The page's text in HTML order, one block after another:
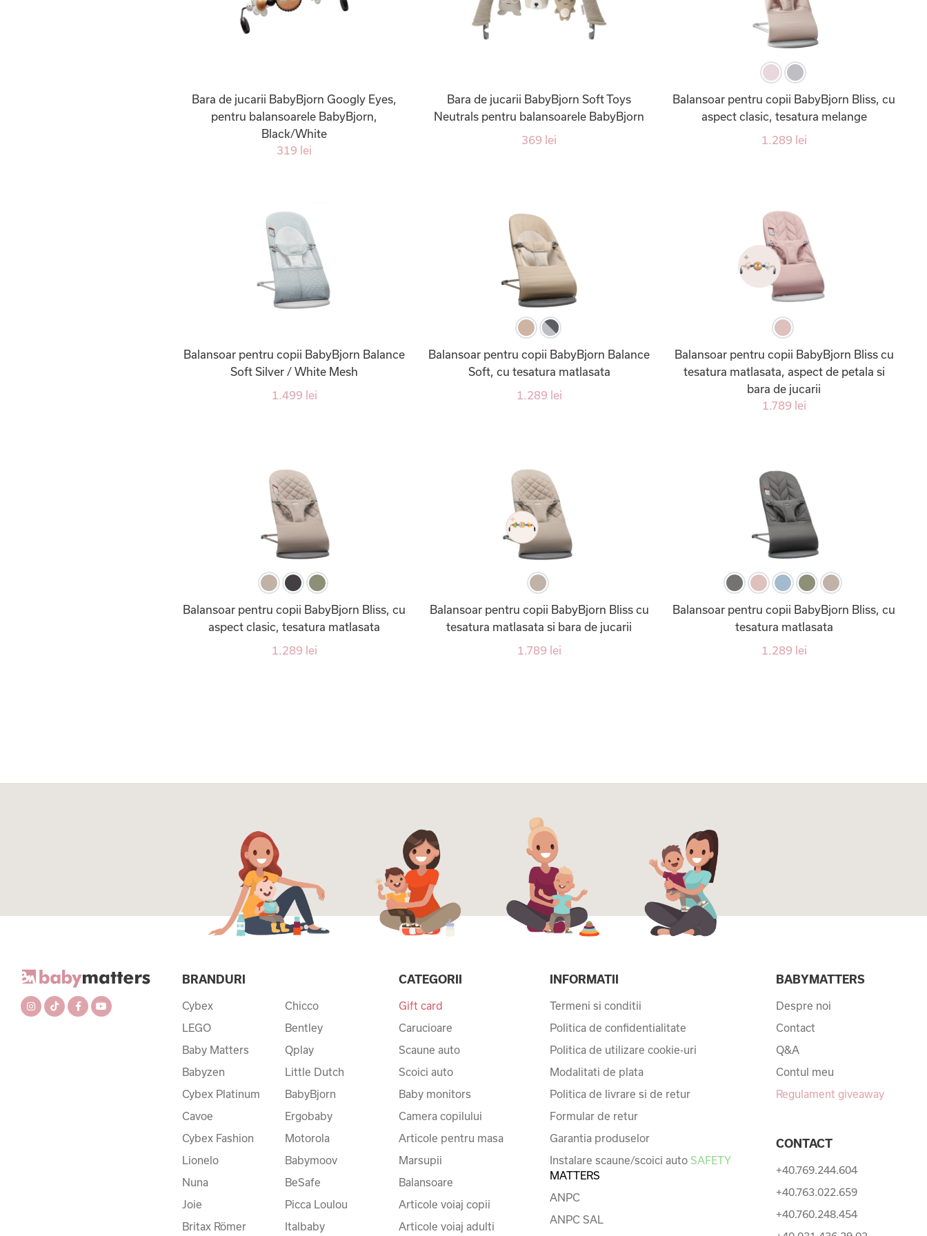
Bara de jucarii BabyBjorn Googly Eyes,
pentru balansoarele BabyBjorn,
Black/White
319 lei
Bara de jucarii BabyBjorn Soft Toys
Neutrals pentru balansoarele BabyBjorn
369 lei
Balansoar pentru copii BabyBjorn Bliss, cu
aspect clasic, tesatura melange
1.289 lei
Balansoar pentru copii BabyBjorn Balance
Soft Silver / White Mesh
1.499 lei
Balansoar pentru copii BabyBjorn Balance
Soft, cu tesatura matlasata
1.289 lei
Balansoar pentru copii BabyBjorn Bliss cu
tesatura matlasata, aspect de petala si
bara de jucarii
1.789 lei
Balansoar pentru copii BabyBjorn Bliss, cu
aspect clasic, tesatura matlasata
1.289 lei
Balansoar pentru copii BabyBjorn Bliss cu
tesatura matlasata si bara de jucarii
1.789 lei
Balansoar pentru copii BabyBjorn Bliss, cu
tesatura matlasata
1.289 lei
BRANDURI
Cybex
LEGO
Baby Matters
Babyzen
Cybex Platinum
Cavoe
Cybex Fashion
Lionelo
Nuna
Joie
Britax Römer
Chicco
Bentley
Qplay
Little Dutch
BabyBjorn
Ergobaby
Motorola
Babymoov
BeSafe
Picca Loulou
Italbaby
CATEGORII
Gift card
Carucioare
Scaune auto
Scoici auto
Baby monitors
Camera copilului
Articole pentru masa
Marsupii
Balansoare
Articole voiaj copii
Articole voiaj adulti
INFORMATII
Termeni si conditii
Politica de confidentialitate
Politica de utilizare cookie-uri
Modalitati de plata
Politica de livrare si de retur
Formular de retur
Garantia produselor
Instalare scaune/scoici auto SAFETY
MATTERS
ANPC
ANPC SAL
BABYMATTERS
Despre noi
Contact
Q&A
Contul meu
Regulament giveaway
CONTACT
+40.769.244.604
+40.763.022.659
+40.760.248.454